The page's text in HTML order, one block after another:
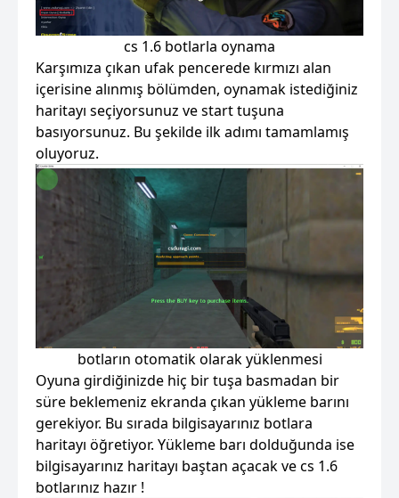
cs 1.6 botlarla oynama
Karşımıza çıkan ufak pencerede kırmızı alan
içerisine alınmış bölümden, oynamak istediğiniz
haritayı seçiyorsunuz ve start tuşuna
basıyorsunuz. Bu şekilde ilk adımı tamamlamış
oluyoruz.
botların otomatik olarak yüklenmesi
Oyuna girdiğinizde hiç bir tuşa basmadan bir
süre beklemeniz ekranda çıkan yükleme barını
gerekiyor. Bu sırada bilgisayarınız botlara
haritayı öğretiyor. Yükleme barı dolduğunda ise
bilgisayarınız haritayı baştan açacak ve cs 1.6
botlarınız hazır !